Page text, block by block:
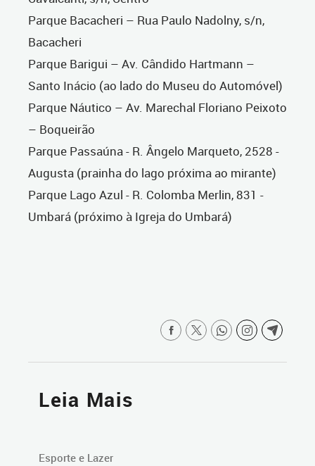
Parque Bacacheri – Rua Paulo Nadolny, s/n,
Bacacheri
Parque Barigui – Av. Cândido Hartmann –
Santo Inácio (ao lado do Museu do Automóvel)
Parque Náutico – Av. Marechal Floriano Peixoto
– Boqueirão
Parque Passaúna - R. Ângelo Marqueto, 2528 -
Augusta (prainha do lago próxima ao mirante)
Parque Lago Azul - R. Colomba Merlin, 831 -
Umbará (próximo à Igreja do Umbará)
Leia Mais
Esporte e Lazer